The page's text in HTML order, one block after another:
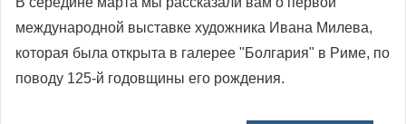
международной выставке художника Ивана Милева,
которая была открыта в галерее "Болгария" в Риме, по
поводу 125-й годовщины его рождения.